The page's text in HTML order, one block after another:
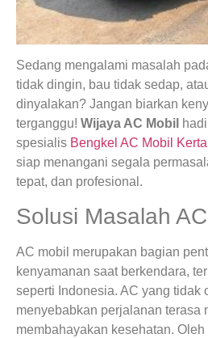
Sedang mengalami masalah
tidak dingin, bau tidak sedap,
dinyalakan? Jangan biarkan
terganggu! Wijaya AC Mobil
spesialis Bengkel AC Mobil
siap menangani segala
tepat, dan profesional.
Solusi Masalah
AC mobil merupakan bagian
kenyamanan saat berkendara,
seperti Indonesia. AC yang tidak
menyebabkan perjalanan terasa
membahayakan kesehatan.